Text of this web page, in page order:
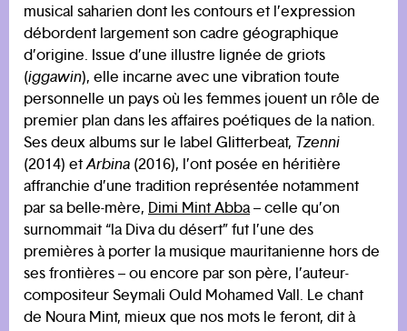
musical saharien dont les contours et l’expression
débordent largement son cadre géographique
d’origine. Issue d’une illustre lignée de griots
(iggawin), elle incarne avec une vibration toute
personnelle un pays où les femmes jouent un rôle de
premier plan dans les affaires poétiques de la nation.
Ses deux albums sur le label Glitterbeat, Tzenni
(2014) etArbina (2016), l’ont posée en héritière
affranchie d’une tradition représentée notamment
par sa belle-mère, Dimi Mint Abba– celle qu’on
surnommait “la Diva du désert” fut l’une des
premières à porter la musique mauritanienne hors de
ses frontières – ou encore par son père, l’auteur-
compositeur Seymali Ould Mohamed Vall. Le chant
de Noura Mint, mieux que nos mots le feront, dit à